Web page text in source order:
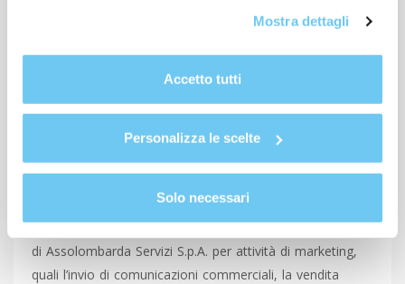
propria volontà in relazione a ciascuna categoria di
cookie del sito. Per ulteriori informazioni consulta la
Mostra dettagli
Accetto tutti
Personalizza le scelte
Solo necessari
l’informativa privacy
GDPR, per il trattamento dei miei dati personali da parte
di Assolombarda Servizi S.p.A. per attività di marketing,
quali l’invio di comunicazioni commerciali, la vendita